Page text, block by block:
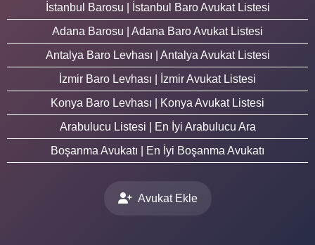
İstanbul Barosu | İstanbul Baro Avukat Listesi
Adana Barosu | Adana Baro Avukat Listesi
Antalya Baro Levhası | Antalya Avukat Listesi
İzmir Baro Levhası | İzmir Avukat Listesi
Konya Baro Levhası | Konya Avukat Listesi
Arabulucu Listesi | En İyi Arabulucu Ara
Boşanma Avukatı | En İyi Boşanma Avukatı
Avukat Ekle